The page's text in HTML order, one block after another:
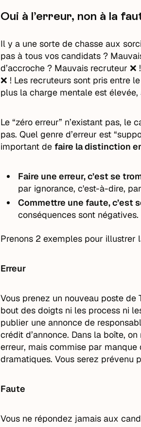
Oui à l’erreur, non à la
Il y a une sorte de chasse aux
pas à tous vos candidats ?
d’accroche ? Mauvais recruteur
❌ ! Les recruteurs sont pris entre
plus la charge mentale est
Le “zéro erreur” n’existant pas,
pas. Quel genre d’erreur est
important de faire la distinction
Faire une erreur, c’est se
par ignorance, c'est-à-dire,
Commettre une faute, c’est
conséquences sont négatives.
Prenons 2 exemples pour illustrer
Erreur
Vous prenez un nouveau poste
bout des doigts ni les process ni
publier une annonce de
crédit d’annonce. Dans la boîte,
erreur, mais commise par
dramatiques. Vous serez prévenu
Faute
Vous ne répondez jamais aux